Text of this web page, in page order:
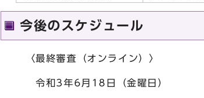
今後のスケジュール
〈最終審査（オンライン）〉
令和3年6月18日（金曜日）